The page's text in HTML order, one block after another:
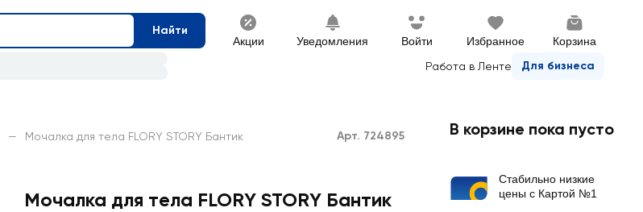
Найти
Акции Уведомления Войти Избранное Корзина
Работа в Ленте Для бизнеса
— Мочалка для тела FLORY STORY Бантик Арт. 724895
Мочалка для тела FLORY STORY Бантик
В корзине пока пусто
Стабильно низкие
цены с Картой №1